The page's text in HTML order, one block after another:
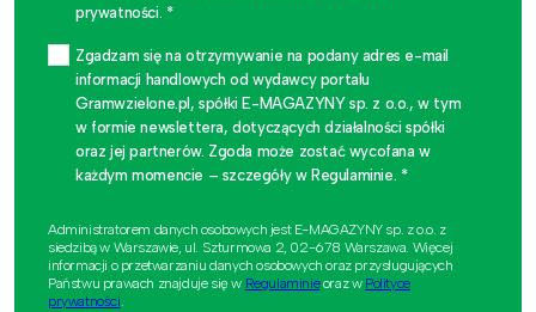
prywatności. *
Zgadzam się na otrzymywanie na podany adres e-mail
informacji handlowych od wydawcy portalu
Gramwzielone.pl, spółki E-MAGAZYNY sp. z o.o., w tym
w formie newslettera, dotyczących działalności spółki
oraz jej partnerów. Zgoda może zostać wycofana w
każdym momencie – szczegóły w Regulaminie. *
Administratorem danych osobowych jest E-MAGAZYNY sp. z o.o. z
siedzibą w Warszawie, ul. Szturmowa 2, 02-678 Warszawa. Więcej
informacji o przetwarzaniu danych osobowych oraz przysługujących
Państwu prawach znajduje się w Regulaminieoraz w Polityce
prywatności.